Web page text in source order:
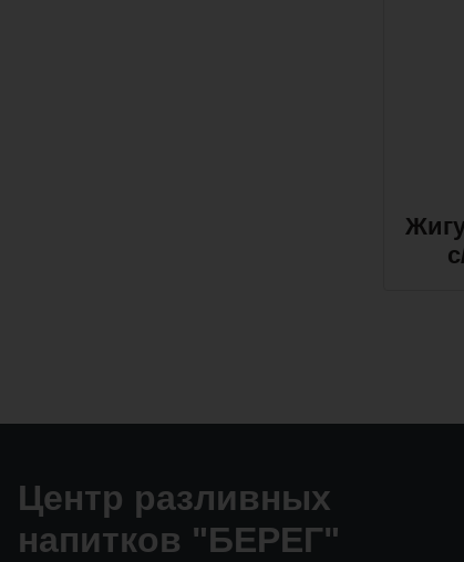
Центр разливных
напитков "БЕРЕГ"